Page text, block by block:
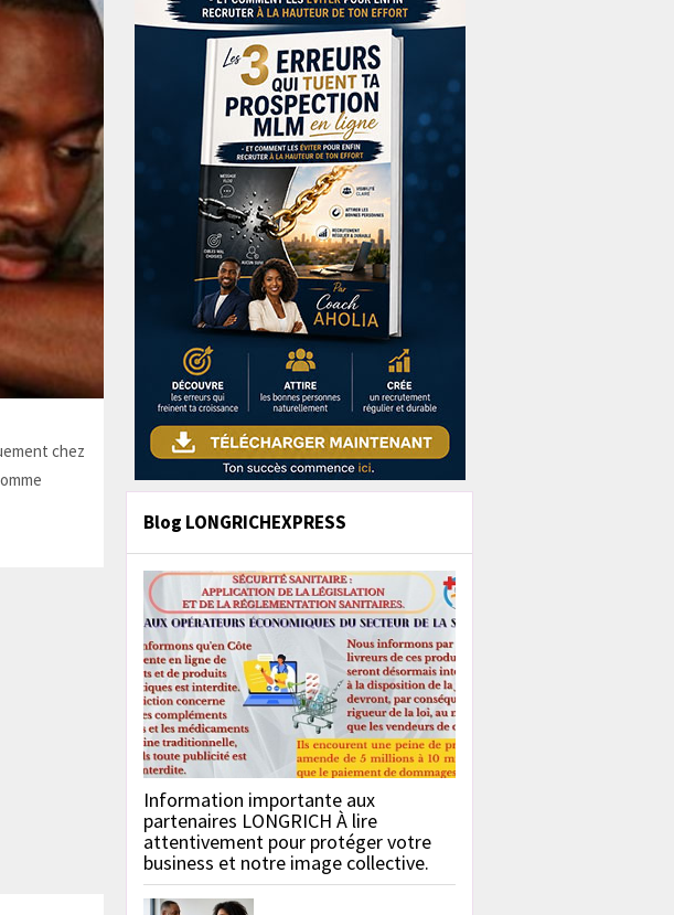
chez
Blog LONGRICHEXPRESS
Information importante aux
partenaires LONGRICH À lire
attentivement pour protéger votre
business et notre image collective.